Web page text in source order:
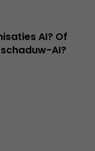
AI? Of
AI?